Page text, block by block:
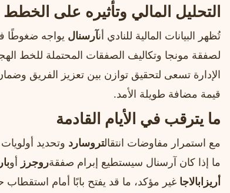
التحليل المالي وتأثيره على الخطط
تُظهر البيانات المالية للنادي أنآرسنال يواجه ضغوطًا
لصفقة مونجا وتكاليف الصفقات المحتملة للخط
الإدارة تسعى لتحقيق توازن بين تعزيز الفريق
قيمة مضافة طويلة الأمد.
ما يترقب في الأيام القادمة
مع استمرار مفاوضات انتقالتروسارد وتحديد
ما إذا كان آرسنال سيستطيع إبرام صفقةروجرز أو
أريزابالاجا غير مؤكد، ما قد يفتح بابًا أمام